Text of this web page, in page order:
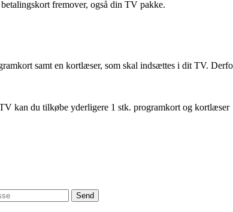
fremover, også din TV pakke.
samt en kortlæser, som skal indsættes i dit TV.
kan du tilkøbe yderligere 1 stk. programkort og kortlæser